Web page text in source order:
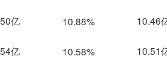
亿 10.88% 10.46
亿 10.58% 10.51